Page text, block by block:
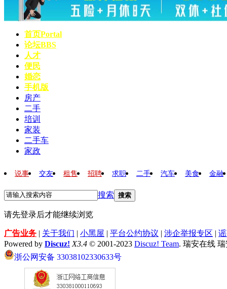
首页Portal
论坛BBS
人才
便民
婚恋
手机版
房产
二手
培训
家装
二手车
家政
说事 交友 租售 招聘 求职 二手 汽车 美食 金融
搜索 搜索
请先登录后才能继续浏览
广告业务 | 关于我们 | 小黑屋 | 平台公约协议 | 涉企举报专区 |
Powered by Discuz! X3.4 © 2001-2023 Discuz! Team. 瑞安在线
浙公网安备 33038102330633号